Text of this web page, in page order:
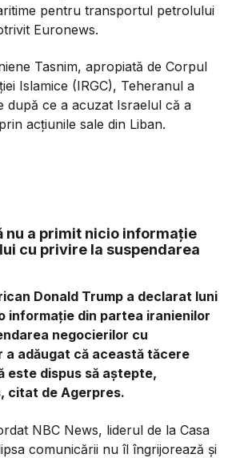
pentru transportul petrolului
Euronews.
Tasnim, apropiată de Corpul
Islamice (IRGC), Teheranul a
după ce a acuzat Israelul că a
acțiunile sale din Liban.
nu a primit nicio informație
cu privire la suspendarea
Donald Trump a declarat luni
informație din partea iranienilor
negocierilor cu
a adăugat că această tăcere
este dispus să aștepte,
citat de Agerpres.
NBC News, liderul de la Casa
comunicării nu îl îngrijorează și